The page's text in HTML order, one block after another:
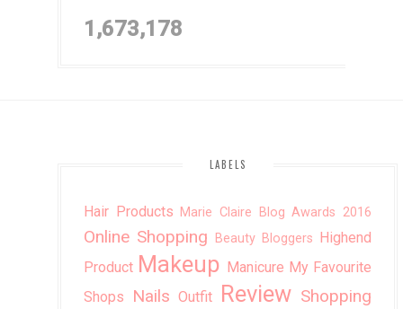
1,673,178
LABELS
Hair Products Marie Claire Blog Awards 2016
Online Shopping Beauty Bloggers
Highend
Product Makeup Manicure My Favourite
Shops
Nails Outfit Review Shopping